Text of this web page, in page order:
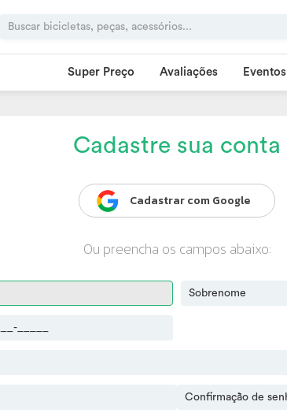
Super Preço Avaliações Eventos
Cadastre sua conta
Cadastrar com Google
Ou preencha os campos abaixo: